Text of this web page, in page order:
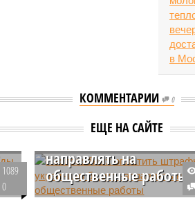
КОММЕНТАРИИ 0
ЕЩЕ НА САЙТЕ
1089
0
Неспособных оплатить
штрафы украинцев
направлять на
общественные работы
Граждан Украины,